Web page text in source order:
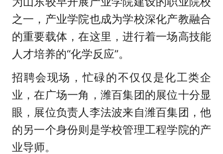
之一，产业学院也成为学校深化产教融合
的重要载体，在这里，进行着一场高技能
人才培养的“化学反应”。
招聘会现场，忙碌的不仅仅是化工类企
业，在广场一角，潍百集团的展位十分显
眼，展位负责人李法波来自潍百集团，他
的另一个身份则是学校管理工程学院的产
业导师。